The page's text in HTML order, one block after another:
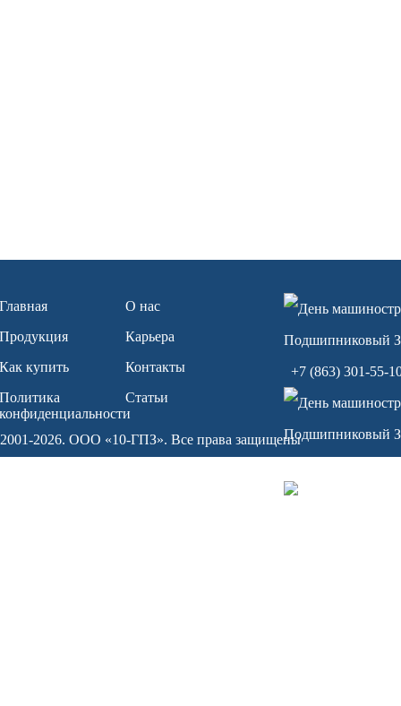
Главная
О нас
Продукция
Карьера
Как купить
Контакты
Политика
конфиденциальности
Статьи
+7 (863) 301-55-
2001-2026. ООО «10-ГПЗ». Все права защищены